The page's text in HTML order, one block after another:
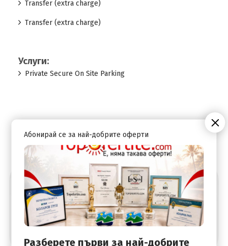
Transfer (extra charge)
Transfer (extra charge)
Услуги:
Private Secure On Site Parking
Абонирай се за най-добрите оферти
Абонирай се за най-добрите оферти
Разберете първи за най-добрите